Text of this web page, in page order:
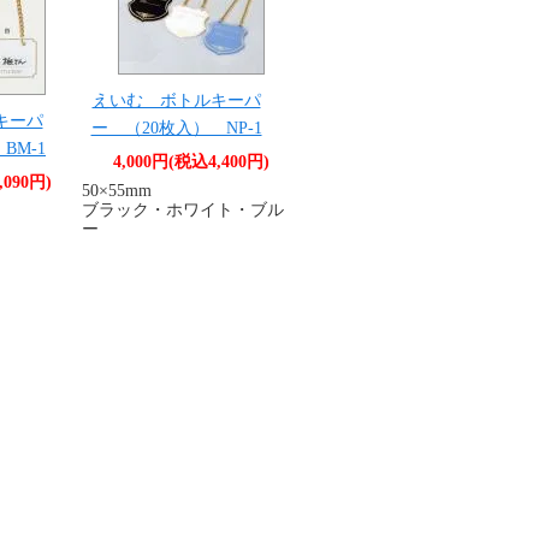
ーパ
1
円)
えいむ ボトルキーパ
ー （20枚入） NP-1
4,000円(税込4,400円)
50×55mm
ブラック・ホワイト・ブル
ー